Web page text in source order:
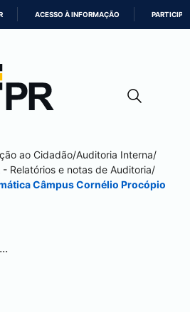
CONTEÚDO
ACESSO À INFORMAÇÃO PARTICIPE
ao Cidadão/Auditoria Interna/
- Relatórios e notas de Auditoria/
CâmpusCornélio Procópio